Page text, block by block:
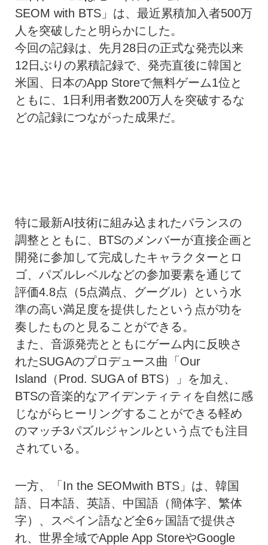
SEOM with BTS」は、最近累積加入者500万
人を突破したと明らかにした。
今回の記録は、先月28日の正式な発売以来
12日ぶりの累積記録で、発売直後に韓国と
米国、日本のApp Storeで無料ゲーム1位と
ともに、1日利用者数200万人を突破するな
どの記録につながった成果だ。
特に最新AI技術に組み込まれたバランスの
調整とともに、BTSのメンバーが直接企画と
開発に参加して完成したキャラクターとロ
ゴ、パズルレベルなどの参加要素を通じて
評価4.8点（5点満点、グーグル）という水
準の高い満足度を提供したという点が功を
奏したものと見ることができる。
また、音源発売とともにゲーム内に反映さ
れたSUGAのプロデュース曲「Our
Island（Prod. SUGA of BTS）」を加え、
BTSの音楽的なアイデンティティを自然に感
じながらヒーリングすることができる軽め
のマッチ3パズルジャンルという点でも注目
されている。
一方、「In the SEOMwith BTS」は、韓国
語、日本語、英語、中国語（簡体字、繁体
字）、スペイン語など全6ヶ国語で提供さ
れ、世界全域でApple App StoreやGoogle